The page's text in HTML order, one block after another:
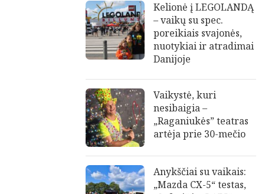
Kelionė į LEGOLANDĄ
– vaikų su spec.
poreikiais svajonės,
nuotykiai ir atradimai
Danijoje
Vaikystė, kuri
nesibaigia –
„Raganiukės” teatras
artėja prie 30-mečio
Anykščiai su vaikais:
„Mazda CX-5“ testas,